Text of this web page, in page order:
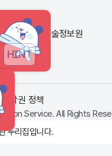
) 한국교육학술정보원
HINT
저작권 정책
Service. All Rights
누리집입니다.